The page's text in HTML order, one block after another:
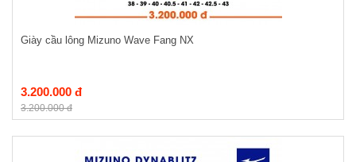
Giày cầu lông Mizuno Wave Fang NX
3.200.000 đ
3.200.000 đ